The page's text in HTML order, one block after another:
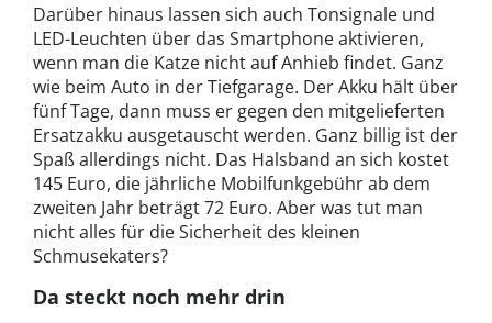
Darüber hinaus lassen sich auch Tonsignale und
LED-Leuchten über das Smartphone aktivieren,
wenn man die Katze nicht auf Anhieb findet. Ganz
wie beim Auto in der Tiefgarage. Der Akku hält über
fünf Tage, dann muss er gegen den mitgelieferten
Ersatzakku ausgetauscht werden. Ganz billig ist der
Spaß allerdings nicht. Das Halsband an sich kostet
145 Euro, die jährliche Mobilfunkgebühr ab dem
zweiten Jahr beträgt 72 Euro. Aber was tut man
nicht alles für die Sicherheit des kleinen
Schmusekaters?
Da steckt noch mehr drin